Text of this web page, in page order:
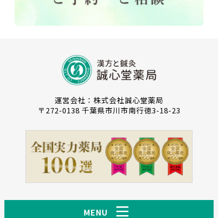
運営会社：株式会社誠心堂薬局
〒272-0138 千葉県市川市南行徳3-18-23
MENU